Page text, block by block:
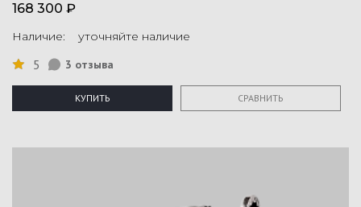
168 300 ₽
Наличие: уточняйте наличие
5 3 отзыва
КУПИТЬ СРАВНИТЬ